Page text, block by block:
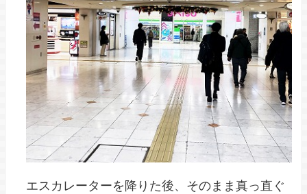
エスカレーターを降りた後、そのまま真っ直ぐ